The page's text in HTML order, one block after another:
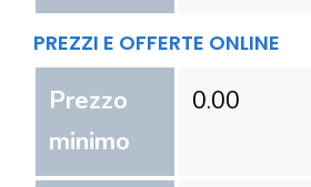
PREZZI E OFFERTE ONLINE
Prezzo
minimo
0.00